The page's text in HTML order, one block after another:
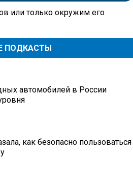
ПОДКАСТЫ
или только окружим его
автомобилей в России
как безопасно пользоваться